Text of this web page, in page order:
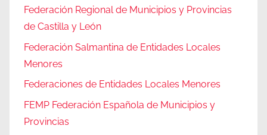
Federación Regional de Municipios y Provincias
de Castilla y León
Federación Salmantina de Entidades Locales
Menores
Federaciones de Entidades Locales Menores
FEMP Federación Española de Municipios y
Provincias